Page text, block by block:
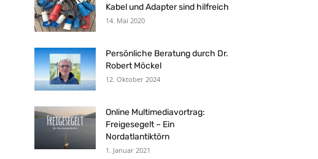
Kabel und Adapter sind hilfreich
14. Mai 2020
Persönliche Beratung durch Dr.
Robert Möckel
12. Oktober 2024
Online Multimediavortrag:
Freigesegelt – Ein
Nordatlantiktörn
1. Januar 2021